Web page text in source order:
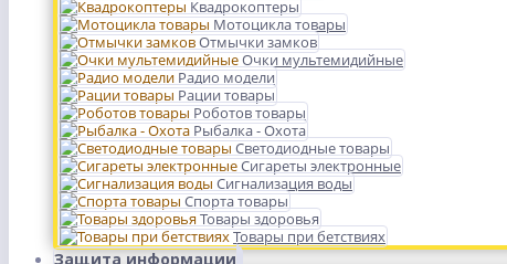
Квадрокоптеры
Мотоцикла товары
Отмычки замков
Очки мультемидийные
Радио модели
Рации товары
Роботов товары
Рыбалка - Охота
Светодиодные товары
Сигареты электронные
Сигнализация воды
Спорта товары
Товары здоровья
Товары при бетствиях
Защита информации